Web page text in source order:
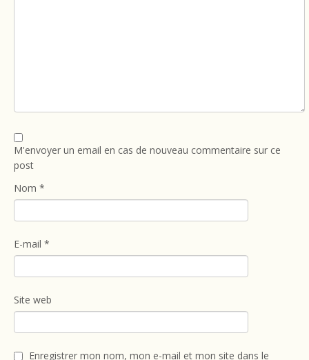
M'envoyer un email en cas de nouveau commentaire sur ce
post
Nom *
E-mail *
Site web
Enregistrer mon nom, mon e-mail et mon site dans le